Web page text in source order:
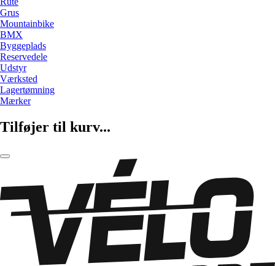
Grus
Mountainbike
BMX
Byggeplads
Reservedele
Udstyr
Værksted
Lagertømning
Mærker
Tilføjer til kurv...